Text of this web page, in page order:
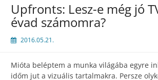
Upfronts: Lesz-e még jó
évad számomra?
2016.05.21.
Mióta beléptem a munka világába egyre
időm jut a vizuális tartalmakra. Persze